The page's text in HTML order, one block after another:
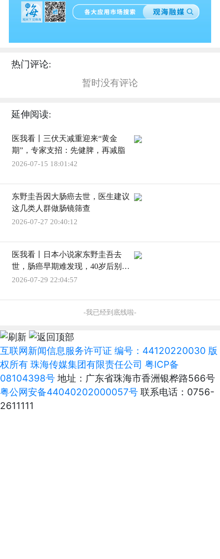
热门评论:
暂时没有评论
延伸阅读:
医我看丨三伏天减重迎来“黄金
期”，专家支招：先健脾，再减脂
2026-07-15 18:01:42
东野圭吾因大肠癌去世，医生建议
这几类人群做肠镜筛查
2026-07-27 20:40:12
医我看丨日本小说家东野圭吾去
世，肠癌早期难发现，40岁后别忽
视筛查
2026-07-29 22:04:57
-我已经到底线啦-
互联网新闻信息服务许可证 编号：44120220030 版
权所有 珠海传媒集团有限责任公司 粤ICP备
08104398号 地址：广东省珠海市香洲银桦路566号
粤公网安备44040202000057号 联系电话：0756-
2611111